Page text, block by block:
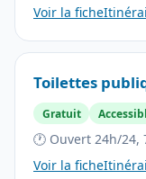
Voir la fiche
Toilettes
Gratuit
🕐 Ouvert 24h/24,
Voir la fiche